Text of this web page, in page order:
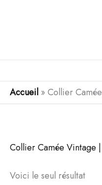
Accueil » Collier
Collier Camée Vintage
Voici le seul résultat